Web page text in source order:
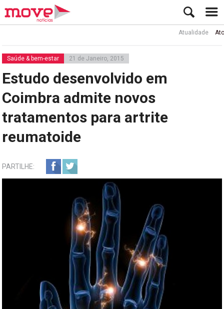
Atualidade Ator Rui
Saúde & bem-estar 21 de Janeiro, 2015
Estudo desenvolvido em
Coimbra admite novos
tratamentos para artrite
reumatoide
PARTILHE: